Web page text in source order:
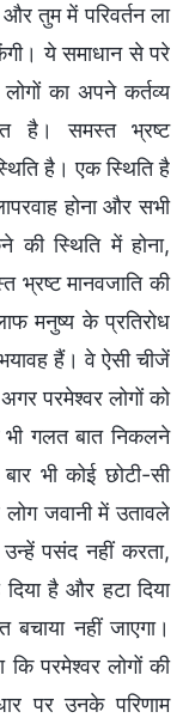
तुम में परिवर्तन ला
ये समाधान से परे
का अपने कर्तव्य
है। समस्त भ्रष्ट
है। एक स्थिति है
होना और सभी
की स्थिति में होना,
भ्रष्ट मानवजाति की
मनुष्य के प्रतिरोध
हैं। वे ऐसी चीजें
परमेश्वर लोगों को
भी गलत बात निकलने
भी कोई छोटी-सी
जवानी में उतावले
पसंद नहीं करता,
है और हटा दिया
नहीं जाएगा।
परमेश्वर लोगों की
पर उनके परिणाम